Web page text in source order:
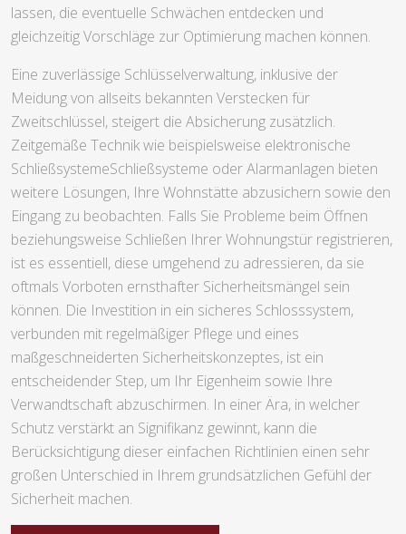
lassen, die eventuelle Schwächen entdecken und
gleichzeitig Vorschläge zur Optimierung machen können.
Eine zuverlässige Schlüsselverwaltung, inklusive der
Meidung von allseits bekannten Verstecken für
Zweitschlüssel, steigert die Absicherung zusätzlich.
Zeitgemäße Technik wie beispielsweise elektronische
SchließsystemeSchließsysteme oder Alarmanlagen bieten
weitere Lösungen, Ihre Wohnstätte abzusichern sowie den
Eingang zu beobachten. Falls Sie Probleme beim Öffnen
beziehungsweise Schließen Ihrer Wohnungstür registrieren,
ist es essentiell, diese umgehend zu adressieren, da sie
oftmals Vorboten ernsthafter Sicherheitsmängel sein
können. Die Investition in ein sicheres Schlosssystem,
verbunden mit regelmäßiger Pflege und eines
maßgeschneiderten Sicherheitskonzeptes, ist ein
entscheidender Step, um Ihr Eigenheim sowie Ihre
Verwandtschaft abzuschirmen. In einer Ära, in welcher
Schutz verstärkt an Signifikanz gewinnt, kann die
Berücksichtigung dieser einfachen Richtlinien einen sehr
großen Unterschied in Ihrem grundsätzlichen Gefühl der
Sicherheit machen.